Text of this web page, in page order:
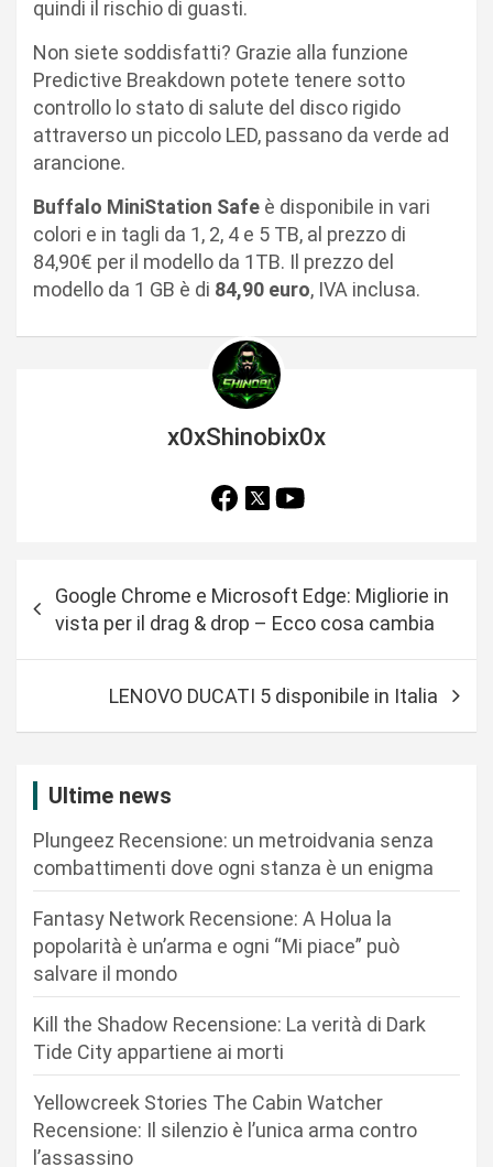
quindi il rischio di guasti.
Non siete soddisfatti? Grazie alla funzione
Predictive Breakdown potete tenere sotto
controllo lo stato di salute del disco rigido
attraverso un piccolo LED, passano da verde ad
arancione.
Buffalo MiniStation Safe è disponibile in vari
colori e in tagli da 1, 2, 4 e 5 TB, al prezzo di
84,90€ per il modello da 1TB. Il prezzo del
modello da 1 GB è di 84,90 euro, IVA inclusa.
x0xShinobix0x
Google Chrome e Microsoft Edge: Migliorie in
vista per il drag & drop – Ecco cosa cambia
LENOVO DUCATI 5 disponibile in Italia
Ultime news
Plungeez Recensione: un metroidvania senza
combattimenti dove ogni stanza è un enigma
Fantasy Network Recensione: A Holua la
popolarità è un’arma e ogni “Mi piace” può
salvare il mondo
Kill the Shadow Recensione: La verità di Dark
Tide City appartiene ai morti
Yellowcreek Stories The Cabin Watcher
Recensione: Il silenzio è l’unica arma contro
l’assassino